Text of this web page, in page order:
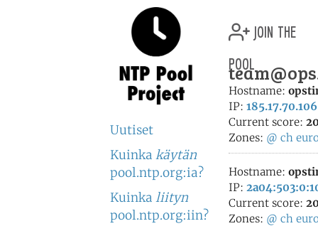
Uutiset
Kuinka käytän
pool.ntp.org:ia?
Kuinka liityn
pool.ntp.org:iin?
join the
pool
Hostname:
IP: 185.17.70.106
Current score:
Zones: @ ch
Hostname:
IP:
Current score:
Zones: @ ch